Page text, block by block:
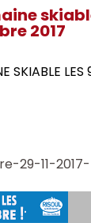
2017
SKIABLE LES
29-11-2017-